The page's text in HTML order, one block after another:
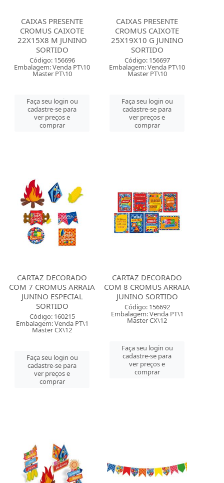
CAIXAS PRESENTE
CROMUS CAIXOTE
22X15X8 M JUNINO
SORTIDO
Código: 156696
Embalagem: Venda PT\10
Master PT\10
Faça seu login ou
cadastre-se para
ver preços e
comprar
CAIXAS PRESENTE
CROMUS CAIXOTE
25X19X10 G JUNINO
SORTIDO
Código: 156697
Embalagem: Venda PT\10
Master PT\10
Faça seu login ou
cadastre-se para
ver preços e
comprar
CARTAZ DECORADO
COM 7 CROMUS ARRAIA
JUNINO ESPECIAL
SORTIDO
Código: 160215
Embalagem: Venda PT\1
Master CX\12
Faça seu login ou
cadastre-se para
ver preços e
comprar
CARTAZ DECORADO
COM 8 CROMUS ARRAIA
JUNINO SORTIDO
Código: 156692
Embalagem: Venda PT\1
Master CX\12
Faça seu login ou
cadastre-se para
ver preços e
comprar